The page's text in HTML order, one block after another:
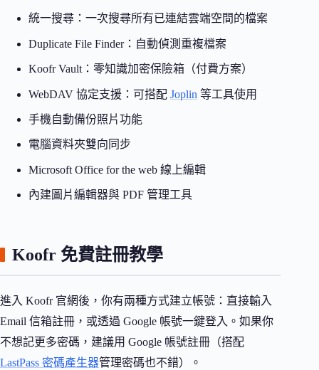
統一搜尋：一次搜尋所有已連結雲端空間的檔案
Duplicate File Finder：自動偵測重複檔案
Koofr Vault：零知識加密保險箱（付費方案）
WebDAV 協定支援：可搭配 Joplin 等工具使用
手機自動備份照片功能
電腦資料夾雙向同步
Microsoft Office for the web 線上編輯
內建圖片編輯器與 PDF 管理工具
Koofr 免費註冊教學
進入 Koofr 官網後，你有兩種方式建立帳號：直接輸入
Email 信箱註冊，或透過 Google 帳號一鍵登入。如果你
不想記更多密碼，建議用 Google 帳號註冊（搭配
LastPass 密碼產生器管理密碼也不錯）。